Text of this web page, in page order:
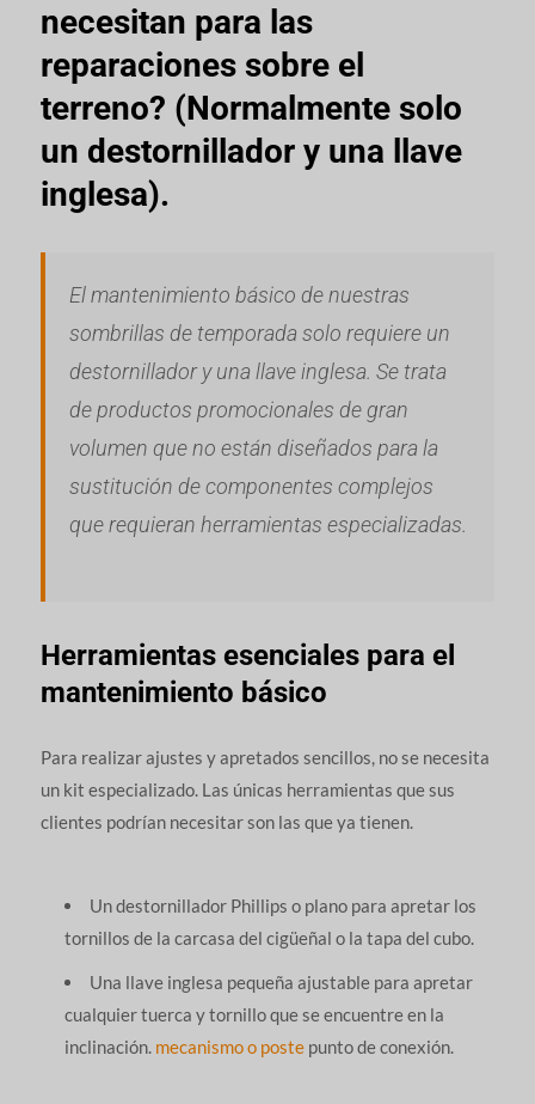
necesitan para las
reparaciones sobre el
terreno? (Normalmente solo
un destornillador y una llave
inglesa).
El mantenimiento básico de nuestras
sombrillas de temporada solo requiere un
destornillador y una llave inglesa. Se trata
de productos promocionales de gran
volumen que no están diseñados para la
sustitución de componentes complejos
que requieran herramientas especializadas.
Herramientas esenciales para el
mantenimiento básico
Para realizar ajustes y apretados sencillos, no se necesita
un kit especializado. Las únicas herramientas que sus
clientes podrían necesitar son las que ya tienen.
Un destornillador Phillips o plano para apretar los
tornillos de la carcasa del cigüeñal o la tapa del cubo.
Una llave inglesa pequeña ajustable para apretar
cualquier tuerca y tornillo que se encuentre en la
inclinación. mecanismo o postepunto de conexión.